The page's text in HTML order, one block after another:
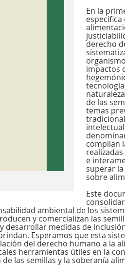
En la
derecho
impactos
de las
temas
compilan
e
superar
sobre
Este
ambiental de los
y comercializan las
desarrollar medidas de
Esperamos que esta
del derecho humano a la
herramientas útiles en la
las semillas y la soberanía